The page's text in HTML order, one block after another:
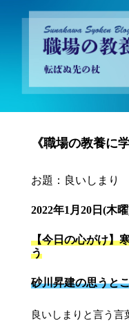
砂川昇建会長ブログ 職場
《職場の教養に
お題：良いしまり
2022年1月20日(木
【今日の心がけ】
う
砂川昇建の思うと
良いしまりと言う言